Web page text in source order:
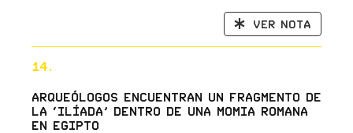
Ver nota
14.
Arqueólogos encuentran un fragmento de
la ‘Ilíada’ dentro de una momia romana
en Egipto